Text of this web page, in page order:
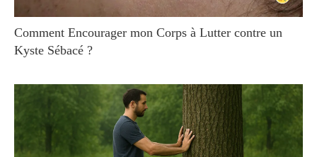
Comment Encourager mon Corps à Lutter contre un
Kyste Sébacé ?